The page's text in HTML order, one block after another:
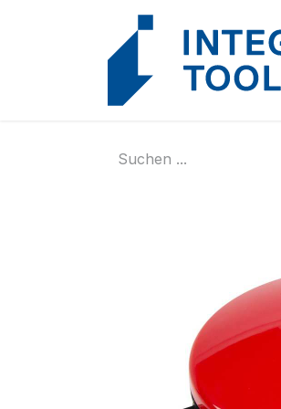
Cookie-Einstellungen